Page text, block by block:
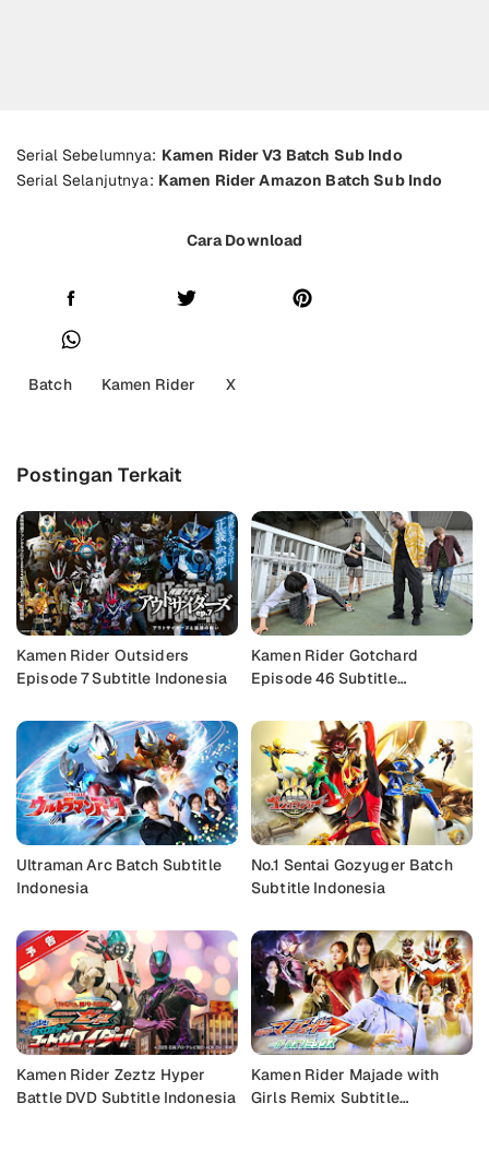
Serial Sebelumnya: Kamen Rider V3 Batch Sub Indo
Serial Selanjutnya: Kamen Rider Amazon Batch Sub Indo
Cara Download
Batch Kamen Rider X
Postingan Terkait
Kamen Rider Outsiders
Episode 7 Subtitle Indonesia
Kamen Rider Gotchard
Episode 46 Subtitle
Ultraman Arc Batch Subtitle
Indonesia
No.1 Sentai Gozyuger Batch
Subtitle Indonesia
Kamen Rider Zeztz Hyper
Battle DVD Subtitle Indonesia
Kamen Rider Majade with
Girls Remix Subtitle